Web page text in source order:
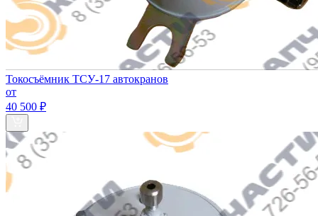
Токосъёмник ТСУ-17 автокранов
от
40 500 ₽